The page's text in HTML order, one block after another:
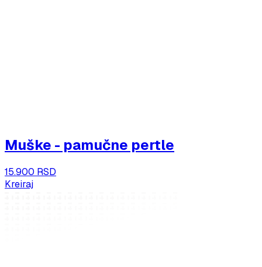
Muške - pamučne pertle
15.900 RSD
Kreiraj